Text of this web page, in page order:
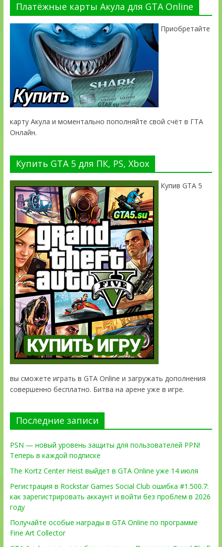
Платёжные карты Акула для GTA Online
Приобретайте
карту Акула и моментально пополняйте свой счёт в ГТА
Онлайн.
Купить GTA 5 для ПК, PS, Xbox
Купив GTA 5
вы сможете играть в GTA Online и загружать дополнения
совершенно бесплатно. Битва на арене уже в игре.
Последние записи
PSN — новый уровень защиты для пользователей PPN!
Теперь в каждой подписке
The Kortz Center Heist выйдет в GTA Online уже 14 июля
Регистрация в Rockstar Games Social Club ошибка #1.500.7:
как зарегистрировать аккаунт и войти без проблем в 2026
году
Получайте особые награды в GTA Online по программе
Fine Art Collector